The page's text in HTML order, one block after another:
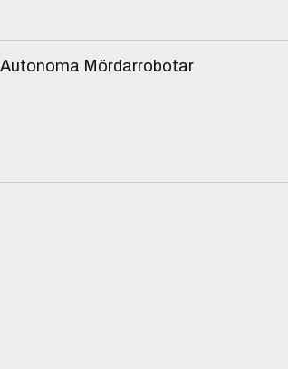
Mördarrobotar